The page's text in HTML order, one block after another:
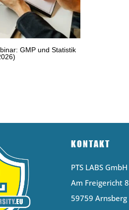
GMP und Statistik
KONTAKT
PTS LABS GmbH
Am Freigericht 8
59759 Arnsberg